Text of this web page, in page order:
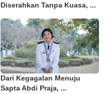
Diserahkan Tanpa Kuasa, ...
Dari Kegagalan Menuju
Sapta Abdi Praja, ...